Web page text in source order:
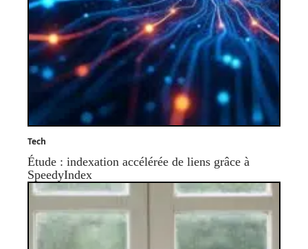
Tech
Étude : indexation accélérée de liens grâce à
SpeedyIndex